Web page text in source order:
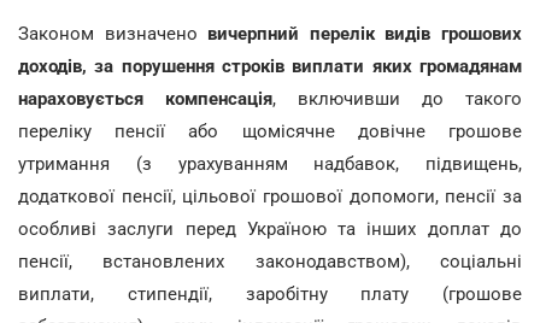
Законом визначено вичерпний перелік видів грошових
доходів, за порушення строків виплати яких громадянам
нараховується компенсація, включивши до такого
переліку пенсії або щомісячне довічне грошове
утримання (з урахуванням надбавок, підвищень,
додаткової пенсії, цільової грошової допомоги, пенсії за
особливі заслуги перед Україною та інших доплат до
пенсії, встановлених законодавством), соціальні
виплати, стипендії, заробітну плату (грошове